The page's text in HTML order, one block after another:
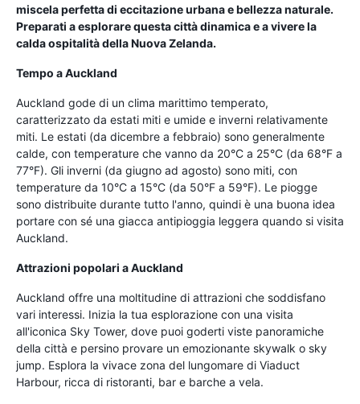
miscela perfetta di eccitazione urbana e bellezza naturale.
Preparati a esplorare questa città dinamica e a vivere la
calda ospitalità della Nuova Zelanda.
Tempo a Auckland
Auckland gode di un clima marittimo temperato,
caratterizzato da estati miti e umide e inverni relativamente
miti. Le estati (da dicembre a febbraio) sono generalmente
calde, con temperature che vanno da 20°C a 25°C (da 68°F a
77°F). Gli inverni (da giugno ad agosto) sono miti, con
temperature da 10°C a 15°C (da 50°F a 59°F). Le piogge
sono distribuite durante tutto l'anno, quindi è una buona idea
portare con sé una giacca antipioggia leggera quando si visita
Auckland.
Attrazioni popolari a Auckland
Auckland offre una moltitudine di attrazioni che soddisfano
vari interessi. Inizia la tua esplorazione con una visita
all'iconica Sky Tower, dove puoi goderti viste panoramiche
della città e persino provare un emozionante skywalk o sky
jump. Esplora la vivace zona del lungomare di Viaduct
Harbour, ricca di ristoranti, bar e barche a vela.